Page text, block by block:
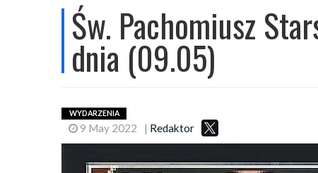
Św. Pachomiusz
dnia (09.05)
WYDARZENIA
9 May 2022 | Redaktor